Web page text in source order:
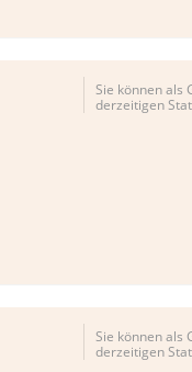
Sie können als
derzeitigen
Sie können als
derzeitigen